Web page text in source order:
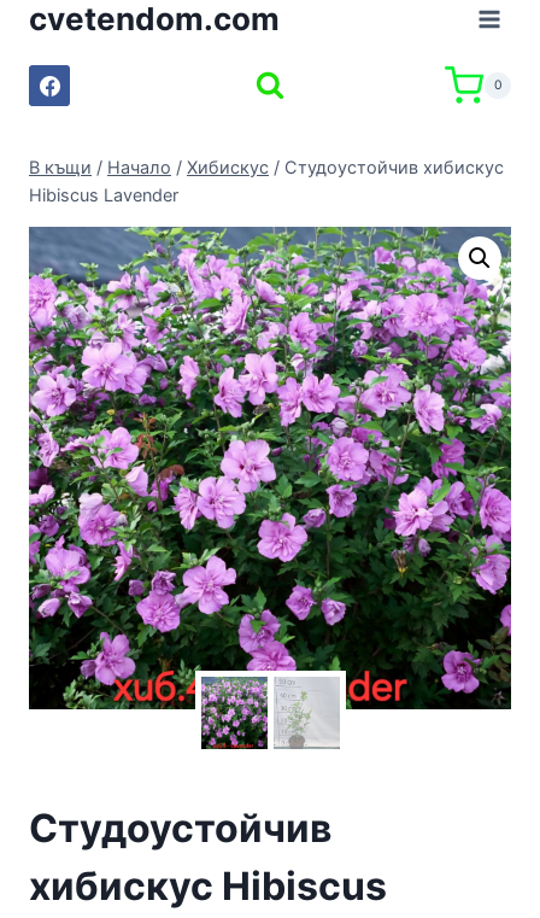
Къмcvetendom.com
0
В къщи / Начало / Хибискус / Студоустойчив хибискус
Hibiscus Lavender
Студоустойчив
хибискус Hibiscus